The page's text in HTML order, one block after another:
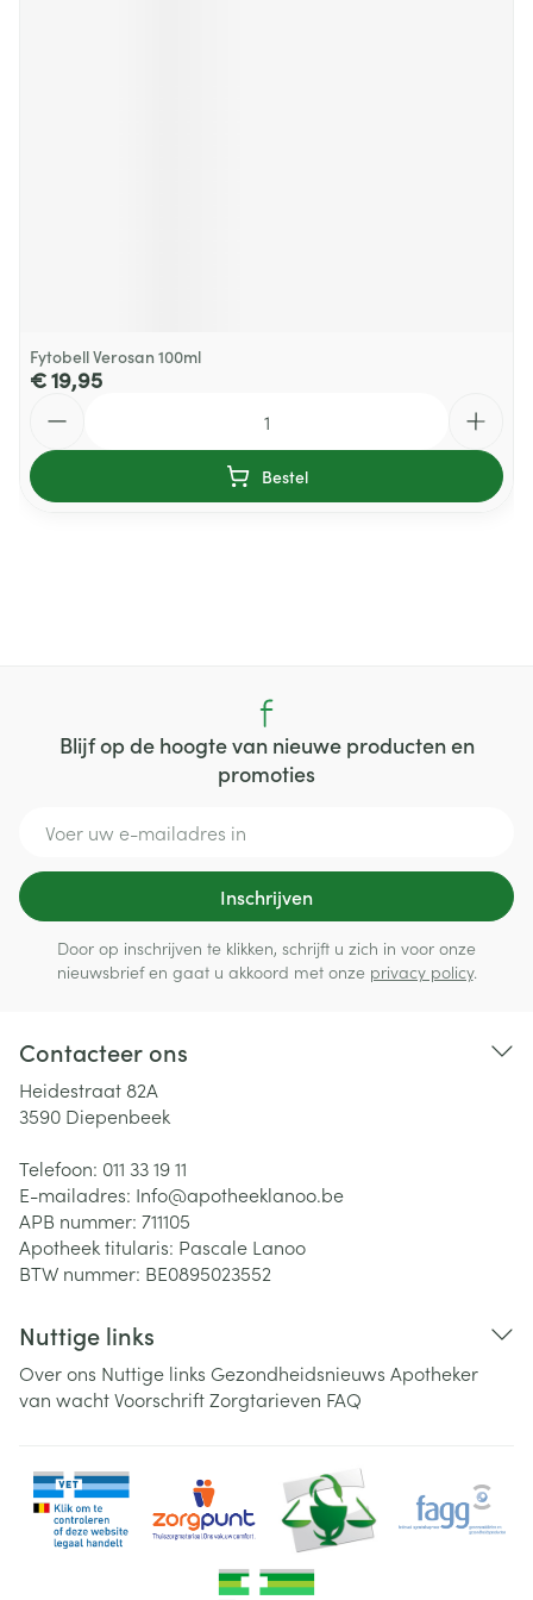
Fytobell Verosan 100ml
€ 19,95
Bestel
Blijf op de hoogte van nieuwe producten en
promoties
Inschrijven
Door op inschrijven te klikken, schrijft u zich in voor onze
nieuwsbrief en gaat u akkoord met onze privacy policy.
Contacteer ons
Heidestraat 82A
3590 Diepenbeek
Telefoon: 011 33 19 11
E-mailadres: Info@apotheeklanoo.be
APB nummer: 711105
Apotheek titularis: Pascale Lanoo
BTW nummer: BE0895023552
Nuttige links
Over ons Nuttige links Gezondheidsnieuws Apotheker
van wachtVoorschriftZorgtarieven FAQ